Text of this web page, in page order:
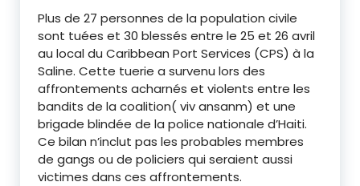
Plus de 27 personnes de la population civile
sont tuées et 30 blessés entre le 25 et 26 avril
au local du Caribbean Port Services (CPS) à la
Saline. Cette tuerie a survenu lors des
affrontements acharnés et violents entre les
bandits de la coalition( viv ansanm) et une
brigade blindée de la police nationale d’Haiti.
Ce bilan n’inclut pas les probables membres
de gangs ou de policiers qui seraient aussi
victimes dans ces affrontements.